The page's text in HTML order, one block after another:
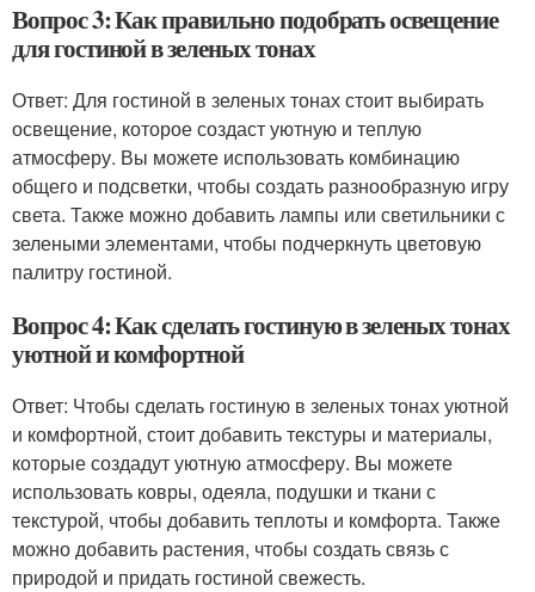
Вопрос 3: Как правильно подобрать освещение
для гостиной в зеленых тонах
Ответ: Для гостиной в зеленых тонах стоит выбирать
освещение, которое создаст уютную и теплую
атмосферу. Вы можете использовать комбинацию
общего и подсветки, чтобы создать разнообразную игру
света. Также можно добавить лампы или светильники с
зелеными элементами, чтобы подчеркнуть цветовую
палитру гостиной.
Вопрос 4: Как сделать гостиную в зеленых тонах
уютной и комфортной
Ответ: Чтобы сделать гостиную в зеленых тонах уютной
и комфортной, стоит добавить текстуры и материалы,
которые создадут уютную атмосферу. Вы можете
использовать ковры, одеяла, подушки и ткани с
текстурой, чтобы добавить теплоты и комфорта. Также
можно добавить растения, чтобы создать связь с
природой и придать гостиной свежесть.